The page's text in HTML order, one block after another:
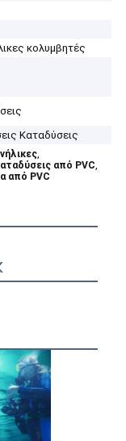
κολυμβητές
Καταδύσεις
,
από PVC,
από PVC